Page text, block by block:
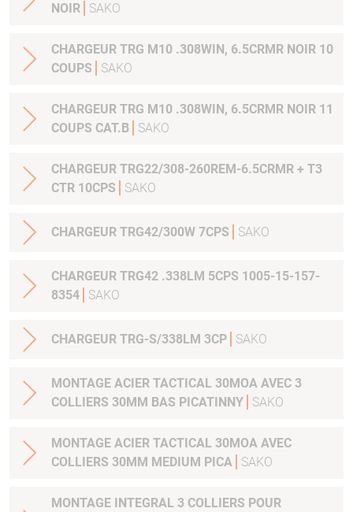
NOIR
SAKO
CHARGEUR TRG M10 .308WIN, 6.5CRMR NOIR 10
COUPS
SAKO
CHARGEUR TRG M10 .308WIN, 6.5CRMR NOIR 11
COUPS CAT.B
SAKO
CHARGEUR TRG22/308-260REM-6.5CRMR + T3
CTR 10CPS
SAKO
CHARGEUR TRG42/300W 7CPS SAKO
CHARGEUR TRG42 .338LM 5CPS 1005-15-157-
8354
SAKO
CHARGEUR TRG-S/338LM 3CP SAKO
MONTAGE ACIER TACTICAL 30MOA AVEC 3
COLLIERS 30MM BAS PICATINNY
SAKO
MONTAGE ACIER TACTICAL 30MOA AVEC
COLLIERS 30MM MEDIUM PICA
SAKO
MONTAGE INTEGRAL 3 COLLIERS POUR